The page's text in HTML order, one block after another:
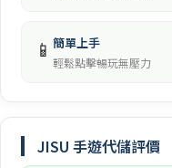
📱 簡單上手
輕鬆點擊暢玩無壓力
JISU 手遊代儲評價